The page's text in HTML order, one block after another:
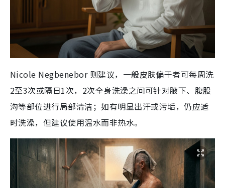
Nicole Negbenebor 则建议，一般皮肤偏干者可每周洗
2至3次或隔日1次，2次全身洗澡之间可针对腋下、腹股
沟等部位进行局部清洁；如有明显出汗或污垢，仍应适
时洗澡，但建议使用温水而非热水。